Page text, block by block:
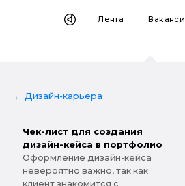
Лента
← Дизайн-карьера
Чек-лист для создания
дизайн-кейса в портфолио
Оформление дизайн-кейса
невероятно важно, так как
клиент знакомится с